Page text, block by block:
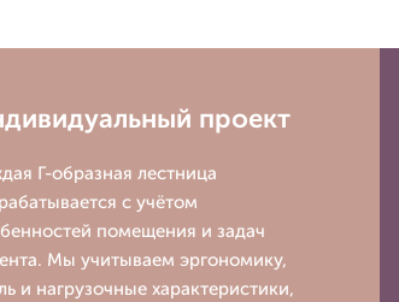
проект
Г-образная лестница
с учётом
помещения и задач
Мы учитываем эргономику,
и нагрузочные характеристики,